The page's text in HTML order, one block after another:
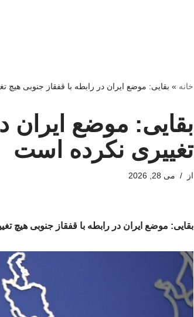
خانه » بقایی: موضع ایران در رابطه با قفقاز جنوبی هیچ
بقایی: موضع ایران
تغییری نکرده است
از می 28, 2026
بقایی: موضع ایران در رابطه با قفقاز جنوبی هیچ